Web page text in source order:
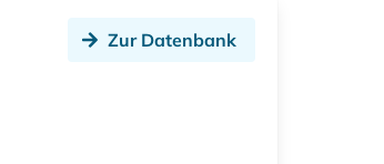
Zur Datenbank